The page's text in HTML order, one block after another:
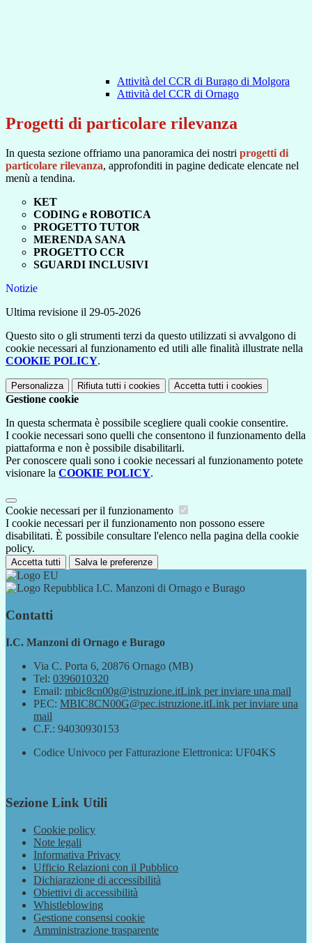
Attività del CCR di Burago di Molgora
Attività del CCR di Ornago
Progetti di particolare rilevanza
In questa sezione offriamo una panoramica dei nostri progetti di
particolare rilevanza, approfonditi in pagine dedicate elencate nel
menù a tendina.
KET
CODING e ROBOTICA
PROGETTO TUTOR
MERENDA SANA
PROGETTO CCR
SGUARDI INCLUSIVI
Notizie
Ultima revisione il 29-05-2026
Questo sito o gli strumenti terzi da questo utilizzati si avvalgono di
cookie necessari al funzionamento ed utili alle finalità illustrate nella
COOKIE POLICY.
Personalizza Rifiuta tutti i cookies Accetta tutti i cookies
Gestione cookie
In questa schermata è possibile scegliere quali cookie consentire.
I cookie necessari sono quelli che consentono il funzionamento della
piattaforma e non è possibile disabilitarli.
Per conoscere quali sono i cookie necessari al funzionamento potete
visionare la COOKIE POLICY.
Cookie necessari per il funzionamento
I cookie necessari per il funzionamento non possono essere
disabilitati. È possibile consultare l'elenco nella pagina della cookie
policy.
Accetta tutti Salva le preferenze
I.C. Manzoni di Ornago e Burago
Contatti
I.C. Manzoni di Ornago e Burago
Via C. Porta 6, 20876 Ornago (MB)
Tel: 0396010320
Email: mbic8cn00g@istruzione.itLink per inviare una mail
PEC: MBIC8CN00G@pec.istruzione.itLink per inviare una
mail
C.F.: 94030930153
Codice Univoco per Fatturazione Elettronica: UF04KS
Sezione Link Utili
Cookie policy
Note legali
Informativa Privacy
Ufficio Relazioni con il Pubblico
Dichiarazione di accessibilità
Obiettivi di accessibilità
Whistleblowing
Gestione consensi cookie
Amministrazione trasparente